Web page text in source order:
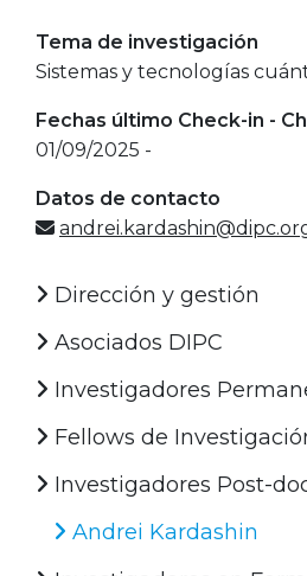
Tema de investigación
Sistemas y tecnologías
Fechas último Check-in -
01/09/2025 -
Datos de contacto
Dirección y gestión
Asociados DIPC
Investigadores
Fellows de
Investigadores Post-
Andrei Kardashin